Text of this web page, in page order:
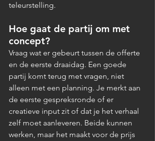
teleurstelling.
Hoe gaat de partij om met
concept?
Vraag wat er gebeurt tussen de offerte
en de eerste draaidag. Een goede
partij komt terug met vragen, niet
alleen met een planning. Je merkt aan
de eerste gespreksronde of er
creatieve input zit of dat je het verhaal
zelf moet aanleveren. Beide kunnen
werken, maar het maakt voor de prijs